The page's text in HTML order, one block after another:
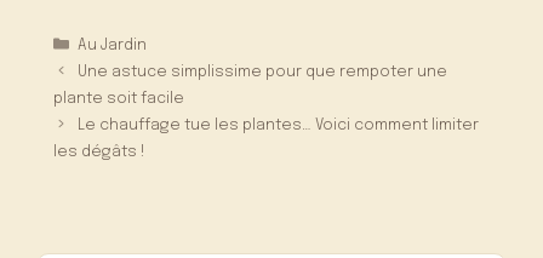
Catégories
Au Jardin
Une astuce simplissime pour que rempoter une
plante soit facile
Le chauffage tue les plantes… Voici comment limiter
les dégâts !